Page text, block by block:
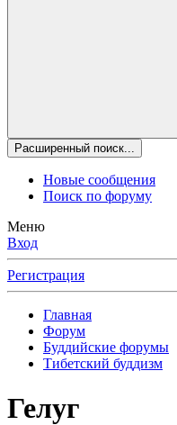
Расширенный поиск...
Новые сообщения
Поиск по форуму
Меню
Вход
Регистрация
Главная
Форум
Буддийские форумы
Тибетский буддизм
Гелуг